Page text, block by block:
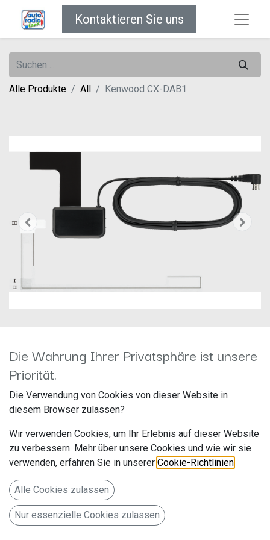
Kontaktieren Sie uns
Alle Produkte All Kenwood CX-DAB1
Kenwood CX-DAB1
Hersteller: JVCKenwood
JVCKENWOOD Deutschland GmbH
Konrad-Adenauer-Allee 1-11
Bad Vilbel 61118
Deutschland www.de.jvckenwood.com
ie Scheibenklebeantenne CX-DAB1 ist einfach zu montieren
Die Wahrung Ihrer Privatsphäre ist unsere
Priorität.
Die Verwendung von Cookies von dieser Website in
diesem Browser zulassen?
Wir verwenden Cookies, um Ihr Erlebnis auf dieser Website
zu verbessern. Mehr über unsere Cookies und wie wir sie
verwenden, erfahren Sie in unserer Cookie-Richtlinien
Alle Cookies zulassen
Nur essenzielle Cookies zulassen